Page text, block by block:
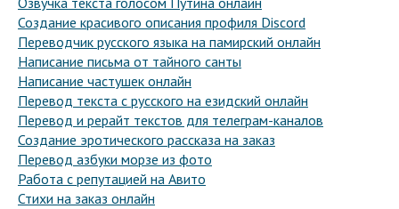
Создание красивого описания профиля Discord
Переводчик русского языка на памирский онлайн
Написание письма от тайного санты
Написание частушек онлайн
Перевод текста с русского на езидский онлайн
Перевод и рерайт текстов для телеграм-каналов
Создание эротического рассказа на заказ
Перевод азбуки морзе из фото
Работа с репутацией на Авито
Стихи на заказ онлайн